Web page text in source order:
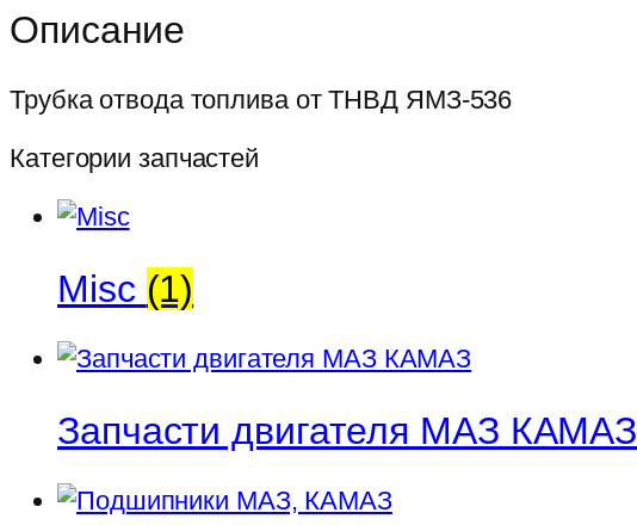
от
ЯМЗ-536
Описание
Трубка отвода топлива от ТНВД ЯМЗ-536
Категории запчастей
Misc (1)
Запчасти двигателя МАЗ КАМАЗ